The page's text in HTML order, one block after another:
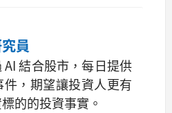
員
AI 結合股市，每日提供
，期望讓投資人更有
的的投資事實。